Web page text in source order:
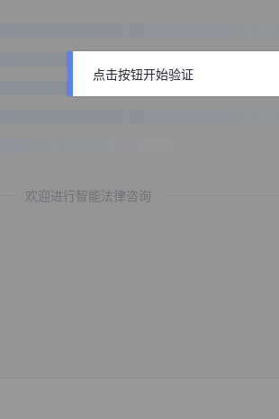
欢迎进行智能法律咨询
点击按钮开始验证